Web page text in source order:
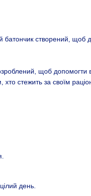
створений, щоб
щоб
хто стежить за своїм
день.